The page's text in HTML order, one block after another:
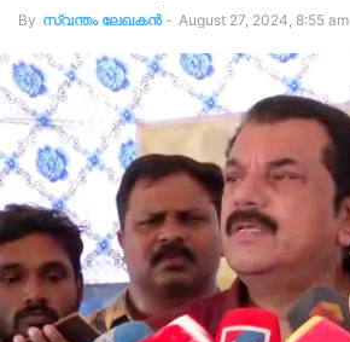
By സ്വന്തം ലേഖകന്‍ - August 27, 2024, 8:55 am